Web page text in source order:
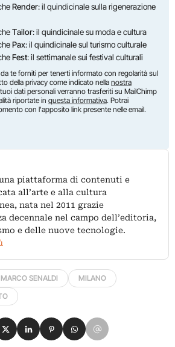
Render: il quindicinale sulla rigenerazione
Tailor: il quindicinale su moda e cultura
Pax: il quindicinale sul turismo culturale
Fest: il settimanale sui festival culturali
te forniti per tenerti informato con regolarità sul
della privacy come indicato nella nostra
dati personali verranno trasferiti su MailChimp
riportate in questa informativa. Potrai
con l'apposito link presente nelle email.
piattaforma di contenuti e
all’arte e alla cultura
nata nel 2011 grazie
decennale nel campo dell’editoria,
e delle nuove tecnologie.
MARCO SENALDI
MILANO
su Facebook
su X
Condividi su LinkedIn
Condividi su Pinterest
Condividi su WhatsApp
Condividi su Email